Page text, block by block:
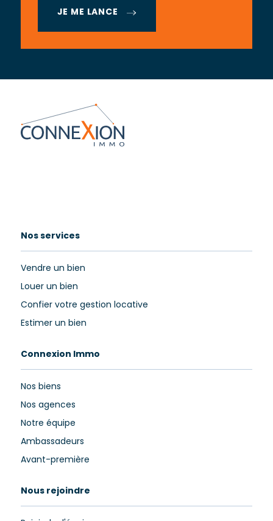
JE ME LANCE
Nos services
Vendre un bien
Louer un bien
Confier votre gestion locative
Estimer un bien
Connexion Immo
Nos biens
Nos agences
Notre équipe
Ambassadeurs
Avant-première
Nous rejoindre